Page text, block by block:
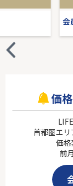
会
価
首都圏エ
価格
前